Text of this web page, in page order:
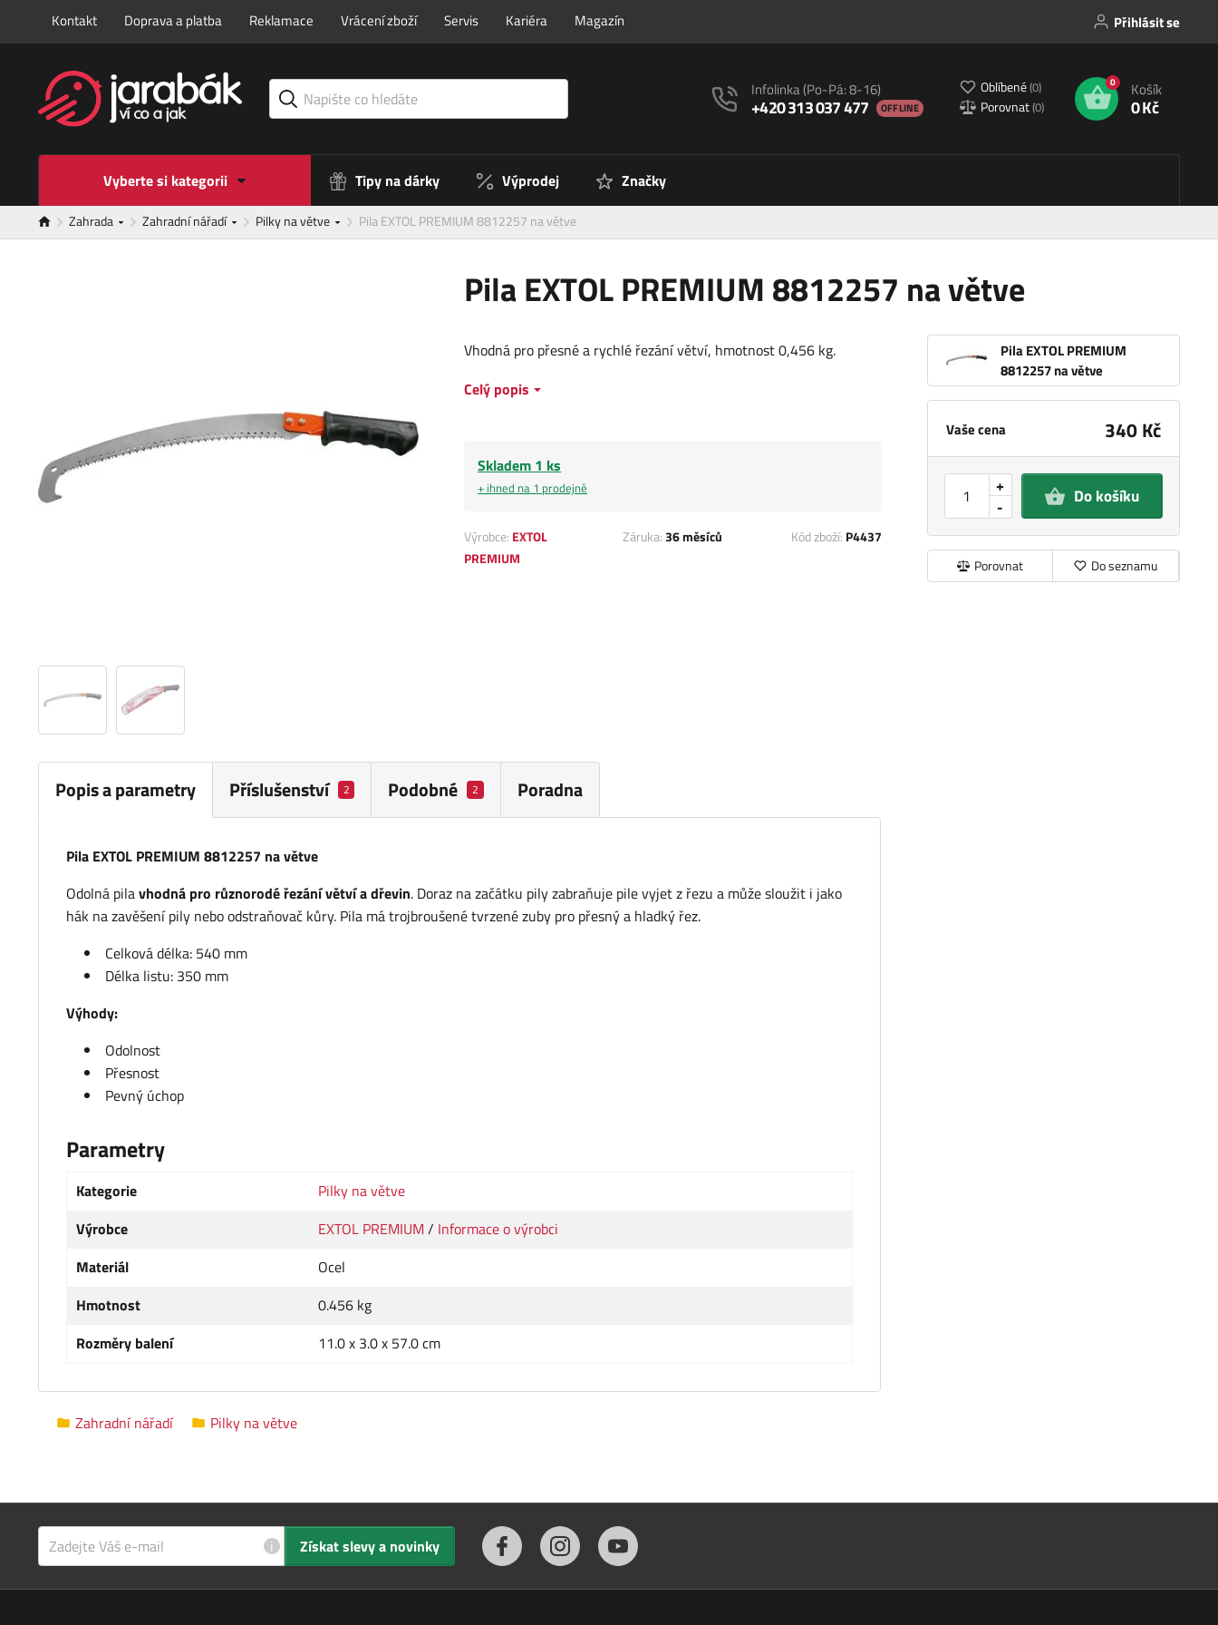
Kontakt Doprava a platba Reklamace Vrácení zboží Servis Kariéra Magazín Přihlásit se
Infolinka(Po-Pá: 8-16)
+420 313 037 477 OFFLINE
Oblíbené(0)
Porovnat(0)
0 Košík
0 Kč
Vyberte si kategorii Tipy na dárky Výprodej Značky
Zahrada Zahradní nářadí Pilky na větve Pila EXTOL PREMIUM 8812257 na větve
Pila EXTOL PREMIUM 8812257 na větve
Pila EXTOL PREMIUM
8812257 na větve
Vaše cena 340 Kč
-
+ Do košíku
Porovnat Do seznamu
Vhodná pro přesné a rychlé řezání větví, hmotnost 0,456 kg.
Celý popis
Skladem 1 ks
+ ihned na 1 prodejně
Výrobce: EXTOL
PREMIUM
Záruka:36 měsíců Kód zboží: P4437
Popis a parametry Příslušenství 2 Podobné 2 Poradna
Pila EXTOL PREMIUM 8812257 na větve
Odolná pilavhodná pro různorodé řezání větví a dřevin. Doraz na začátku pily zabraňuje pile vyjet z řezu a může sloužit i jako
hák na zavěšení pily nebo odstraňovač kůry. Pila má trojbroušené tvrzené zuby pro přesný a hladký řez.
Celková délka: 540 mm
Délka listu: 350 mm
Výhody:
Odolnost
Přesnost
Pevný úchop
Parametry
Kategorie
Pilky na větve
Výrobce
EXTOL PREMIUM / Informace o výrobci
Materiál
Ocel
Hmotnost
0.456 kg
Rozměry balení
11.0 x 3.0 x 57.0 cm
Zahradní nářadí Pilky na větve
i Získat slevy a novinky